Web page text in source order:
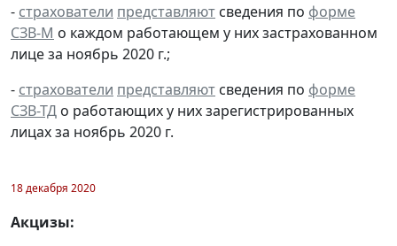
- страхователи представляют сведения по форме
СЗВ-М о каждом работающем у них застрахованном
лице за ноябрь 2020 г.;
- страхователи представляют сведения по форме
СЗВ-ТД о работающих у них зарегистрированных
лицах за ноябрь 2020 г.
18 декабря 2020
Акцизы: